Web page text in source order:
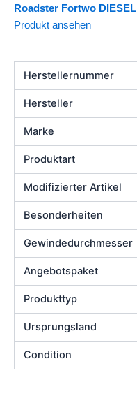
Roadster Fortwo DIESEL
Produkt ansehen
Herstellernummer
Hersteller
Marke
Produktart
Modifizierter Artikel
Besonderheiten
Gewindedurchmesser
Angebotspaket
Produkttyp
Ursprungsland
Condition